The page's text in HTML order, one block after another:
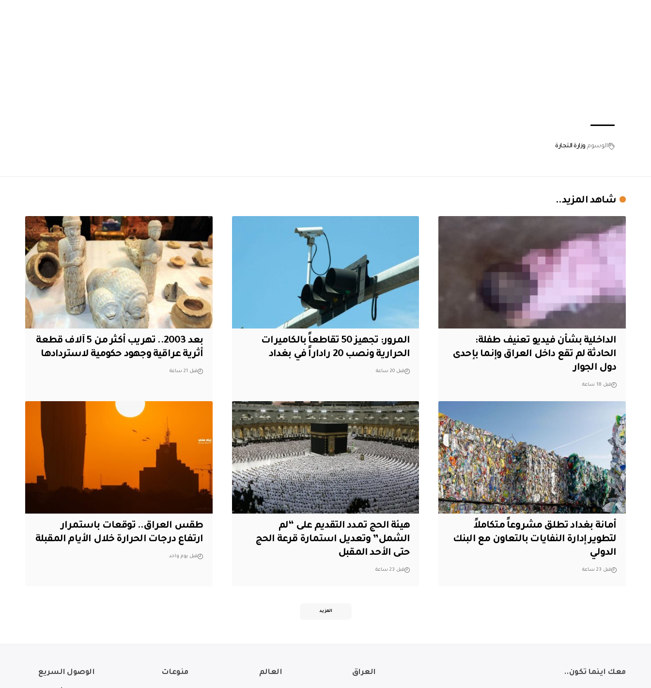
الوسوم وزارة التجارة
شاهد المزيد..
الداخلية بشأن فيديو تعنيف طفلة:
الحادثة لم تقع داخل العراق وإنما بإحدى
دول الجوار
قبل 18 ساعة
المرور: تجهيز 50 تقاطعاً بالكاميرات
الحرارية ونصب 20 راداراً في بغداد
قبل 20 ساعة
بعد 2003.. تهريب أكثر من 5 آلاف قطعة
أثرية عراقية وجهود حكومية لاستردادها
قبل 21 ساعة
أمانة بغداد تطلق مشروعاً متكاملاً
لتطوير إدارة النفايات بالتعاون مع البنك
الدولي
قبل 23 ساعة
هيئة الحج تمدد التقديم على “لم
الشمل” وتعديل استمارة قرعة الحج
حتى الأحد المقبل
قبل 23 ساعة
طقس العراق.. توقعات باستمرار
ارتفاع درجات الحرارة خلال الأيام المقبلة
قبل يوم واحد
المزيد
معك اينما تكون.. العراق العالم منوعات الوصول السريع